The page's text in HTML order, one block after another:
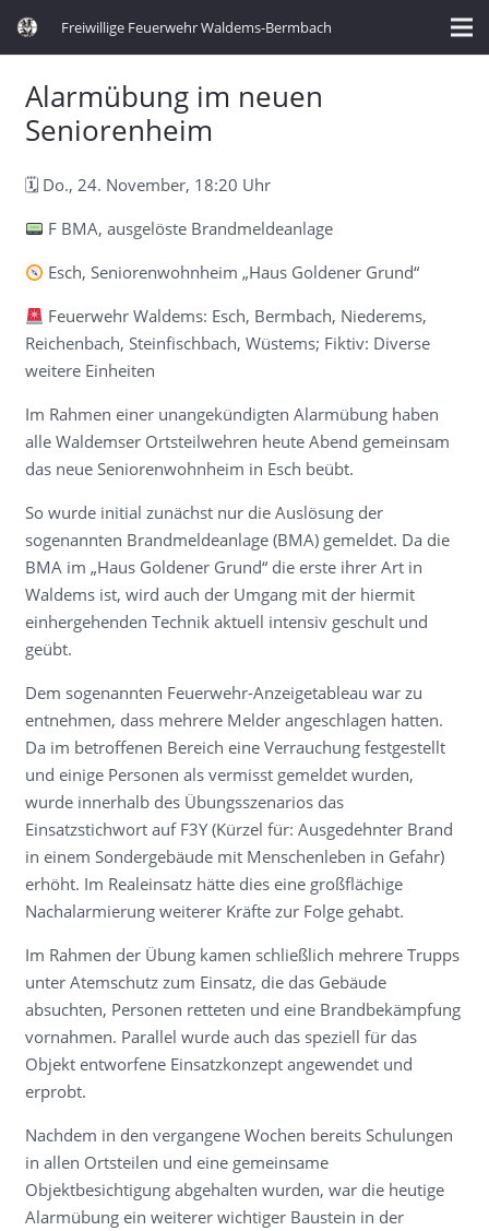
Freiwillige Feuerwehr Waldems-Bermbach
Alarmübung im neuen
Seniorenheim
🗓 Do., 24. November, 18:20 Uhr
F BMA, ausgelöste Brandmeldeanlage
Esch, Seniorenwohnheim „Haus Goldener Grund“
Feuerwehr Waldems: Esch, Bermbach, Niederems,
Reichenbach, Steinfischbach, Wüstems; Fiktiv: Diverse
weitere Einheiten
Im Rahmen einer unangekündigten Alarmübung haben
alle Waldemser Ortsteilwehren heute Abend gemeinsam
das neue Seniorenwohnheim in Esch beübt.
So wurde initial zunächst nur die Auslösung der
sogenannten Brandmeldeanlage (BMA) gemeldet. Da die
BMA im „Haus Goldener Grund“ die erste ihrer Art in
Waldems ist, wird auch der Umgang mit der hiermit
einhergehenden Technik aktuell intensiv geschult und
geübt.
Dem sogenannten Feuerwehr-Anzeigetableau war zu
entnehmen, dass mehrere Melder angeschlagen hatten.
Da im betroffenen Bereich eine Verrauchung festgestellt
und einige Personen als vermisst gemeldet wurden,
wurde innerhalb des Übungsszenarios das
Einsatzstichwort auf F3Y (Kürzel für: Ausgedehnter Brand
in einem Sondergebäude mit Menschenleben in Gefahr)
erhöht. Im Realeinsatz hätte dies eine großflächige
Nachalarmierung weiterer Kräfte zur Folge gehabt.
Im Rahmen der Übung kamen schließlich mehrere Trupps
unter Atemschutz zum Einsatz, die das Gebäude
absuchten, Personen retteten und eine Brandbekämpfung
vornahmen. Parallel wurde auch das speziell für das
Objekt entworfene Einsatzkonzept angewendet und
erprobt.
Nachdem in den vergangene Wochen bereits Schulungen
in allen Ortsteilen und eine gemeinsame
Objektbesichtigung abgehalten wurden, war die heutige
Alarmübung ein weiterer wichtiger Baustein in der